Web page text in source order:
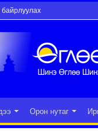
Орон нутаг